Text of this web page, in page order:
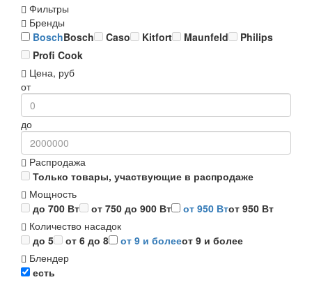
Фильтры
Бренды
BoschBosch Caso Kitfort Maunfeld
Philips
Profi Cook
Цена, руб
от
до
Распродажа
Только товары, участвующие в распродаже
Мощность
до 700 Вт
от 750 до 900 Вт от 950 Втот 950 Вт
Количество насадок
до 5
от 6 до 8 от 9 и болееот 9 и более
Блендер
есть